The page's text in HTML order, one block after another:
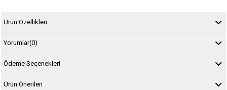
Ürün Özellikleri
Yorumlar(0)
Ödeme Seçenekleri
Ürün Önerileri